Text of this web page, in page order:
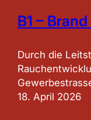
B1 –
Durch die
18. April 2026